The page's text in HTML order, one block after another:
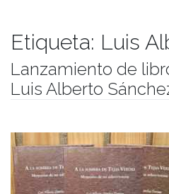
Etiqueta: Luis
Lanzamiento de
Luis Alberto